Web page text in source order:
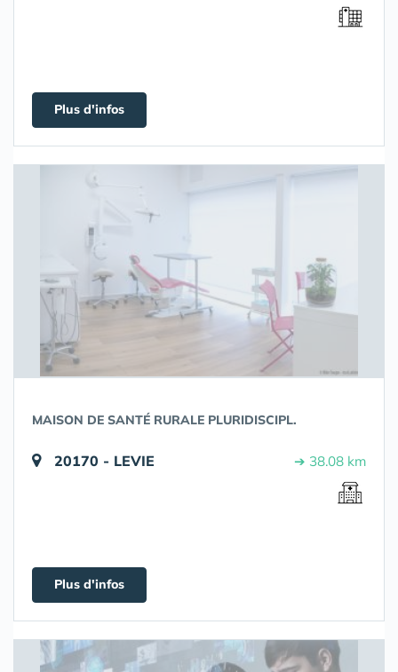
Plus d'infos
MAISON DE SANTÉ RURALE PLURIDISCIPL.
20170 - LEVIE ➔ 38.08 km
Plus d'infos